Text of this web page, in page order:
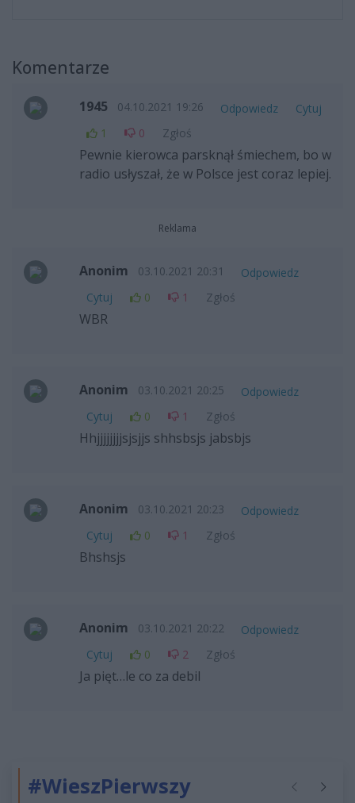
Komentarze
1945 04.10.2021 19:26 Odpowiedz
Cytuj
1
0 Zgłoś
Pewnie kierowca parsknął śmiechem, bo w
radio usłyszał, że w Polsce jest coraz lepiej.
Reklama
Anonim 03.10.2021 20:31
Odpowiedz
Cytuj
0 1 Zgłoś
WBR
Anonim 03.10.2021 20:25
Odpowiedz
Cytuj
0 1 Zgłoś
Hhjjjjjjjjsjsjjs shhsbsjs jabsbjs
Anonim 03.10.2021 20:23
Odpowiedz
Cytuj
0 1 Zgłoś
Bhshsjs
Anonim 03.10.2021 20:22
Odpowiedz
Cytuj
0 2 Zgłoś
Ja pięt…le co za debil
#WieszPierwszy Poprzednie